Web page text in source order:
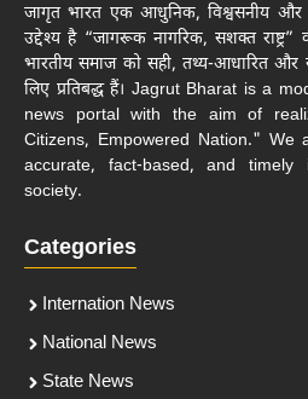
जागृत भारत एक आधुनिक, विश्वसनीय और
उद्देश्य है “जागरूक नागरिक, सशक्त
भारतीय समाज को सही, तथ्य-आधारित और
लिए प्रतिबद्ध हैं। Jagrut Bharat is a
news portal with the aim of
Citizens, Empowered Nation." We
accurate, fact-based, and
society.
Categories
Internation News
National News
State News